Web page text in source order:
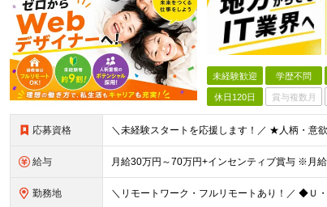
未経験歓迎 学歴不問
休日120日 賞与複数月
応募資格
給与
勤務地